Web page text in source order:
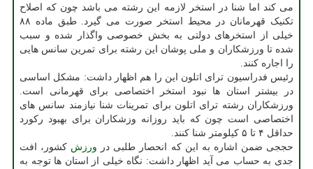
می کند اما شنا در استخر لازمه این رشته می باشد چون که اصلاح
تکنیک قهرمانان در محیط استخر صورت می گیرد. طبق ماده ۸۸
خیلی از استخرهای دولتی به بخش خصوصی واگذار شده و سبب
شده تا ورزشکاران و ملی پوشان این رشته برای تمرین سانس هایی
را اجاره کنند.
رئیس فدراسیون ترای اتلون این را هم اظهار داشت: مشکل اساسی
در بیشتر استان ها نبود استخر اختصاصی برای قهرمانی است.
ورزشکاران رشته ترای اتلون برای تمرینات شنا نیازمند سانس های
اختصاصی است چون که باید روزانه وزشکاران برای بهبود رکورد
حداقل ۴ تا ۵ کیلومتر شنا کنند.
حججی ضمن اشاره به این که انحصار طلبی در ورزش کشور، افت
جدی به حساب می آید اظهار داشت: نگاه خیلی از استان ها توجه به